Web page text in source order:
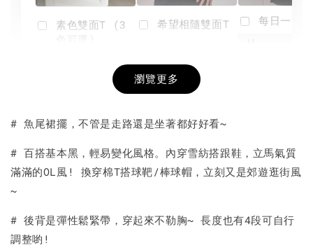
素色雙面T (3
+
希望相隨雙面T
NT$ 190
-
每日一笑
加入購物車
瀏覽更多
# 魚尾裙擺，不管是走路還是坐著都好好看~
# 百搭基本黑，輕易變化風格。內穿雪紡搭跟鞋，立馬氣質
滿滿的OL風! 換穿棉T搭球靶/棒球帽，立刻又是郊遊逛街風
~
# 後背是彈性鬆緊帶，穿起來不勒胸~ 長度也有4段可自行
調整喲!